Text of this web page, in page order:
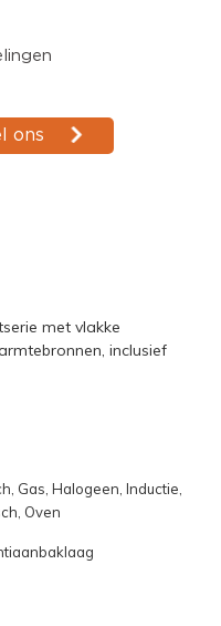
met vlakke
inclusief
Gas, Halogeen, Inductie,
Oven